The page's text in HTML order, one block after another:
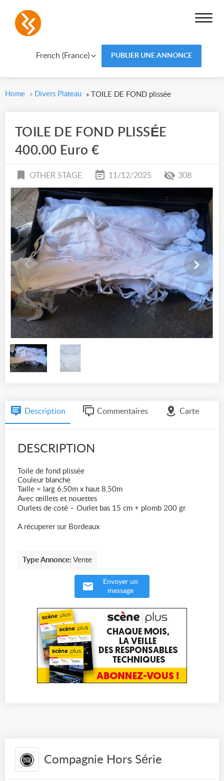
French (France) PUBLIER UNE ANNONCE
Home » Divers Plateau » TOILE DE FOND plissée
TOILE DE FOND PLISSÉE
400.00 Euro €
OTHER STAGE 11/12/2025 308
Description Commentaires Carte
DESCRIPTION
Toile de fond plissée
Couleur blanche
Taille = larg 6,50m x haut 8,50m
Avec œillets et nouettes
Ourlets de coté – Ourlet bas 15 cm + plomb 200 gr
A récuperer sur Bordeaux
Type Annonce: Vente
Envoyer un
message
Compagnie Hors Série